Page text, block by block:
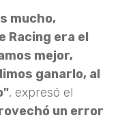
mucho,
Racing era el
mejor,
ganarlo, al
, expresó el
un error